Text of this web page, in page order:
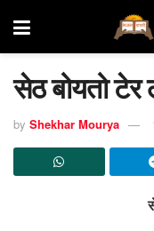
सेठ बोयतो टेर
by Shekhar Mourya